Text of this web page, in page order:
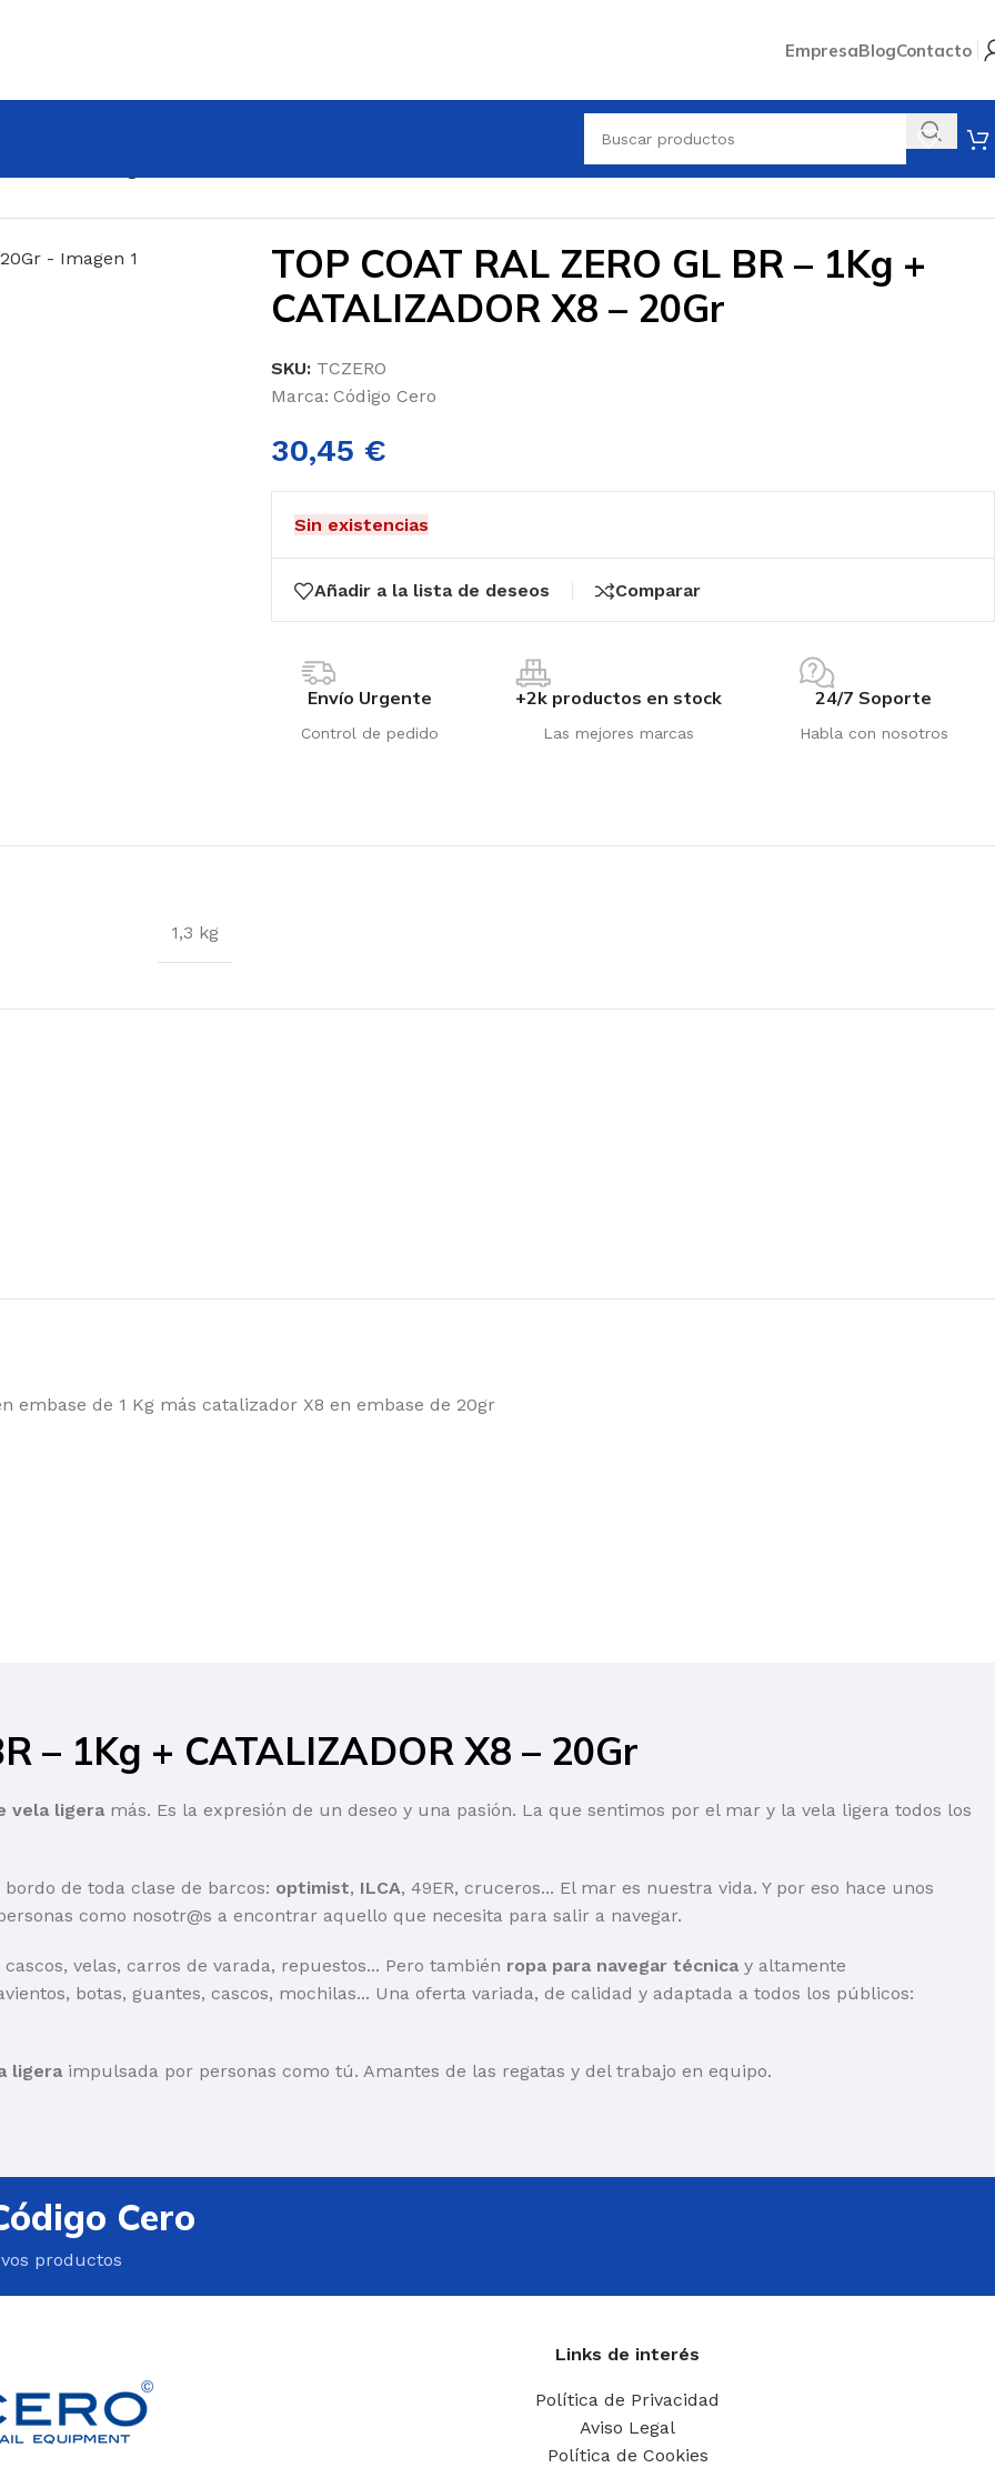
EmpresaBlogContacto
FUNDAS
TOP COAT RAL ZERO GL BR – 1Kg +
CATALIZADOR X8 – 20Gr
SKU: TCZERO
Marca: Código Cero
30,45 €
Sin existencias
Añadir a la lista de deseos Comparar
Envío Urgente
Control de pedido
+2k productos en stock
Las mejores marcas
24/7 Soporte
Habla con nosotros
1,3 kg
embase de 1 Kg más catalizador X8 en embase de 20gr
– 1Kg + CATALIZADOR X8 – 20Gr
vela ligera más. Es la expresión de un deseo y una pasión. La que sentimos por el mar y la vela ligera todos los
de toda clase de barcos: optimist, ILCA, 49ER, cruceros... El mar es nuestra vida. Y por eso hace unos
como nosotr@s a encontrar aquello que necesita para salir a navegar.
velas, carros de varada, repuestos... Pero también ropa para navegar técnica y altamente
botas, guantes, cascos, mochilas... Una oferta variada, de calidad y adaptada a todos los públicos:
ligera impulsada por personas como tú. Amantes de las regatas y del trabajo en equipo.
Cero
productos
Links de interés
Política de Privacidad
Aviso Legal
Política de Cookies